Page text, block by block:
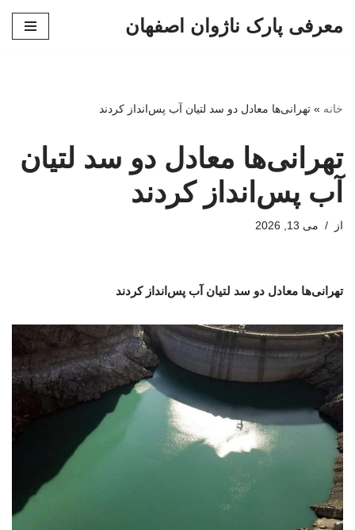
معرفی پارک ناژوان اصفهان
خانه » تهرانی‌ها معادل دو سد لتیان آب پس‌انداز کردند
تهرانی‌ها معادل دو سد لتیان
آب پس‌انداز کردند
از می 13, 2026
تهرانی‌ها معادل دو سد لتیان آب پس‌انداز کردند